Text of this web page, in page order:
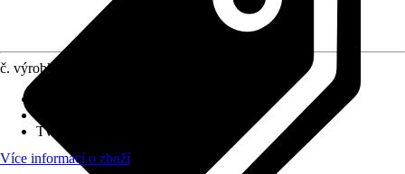
č. výrobku
Tvar
Více informací o zboží